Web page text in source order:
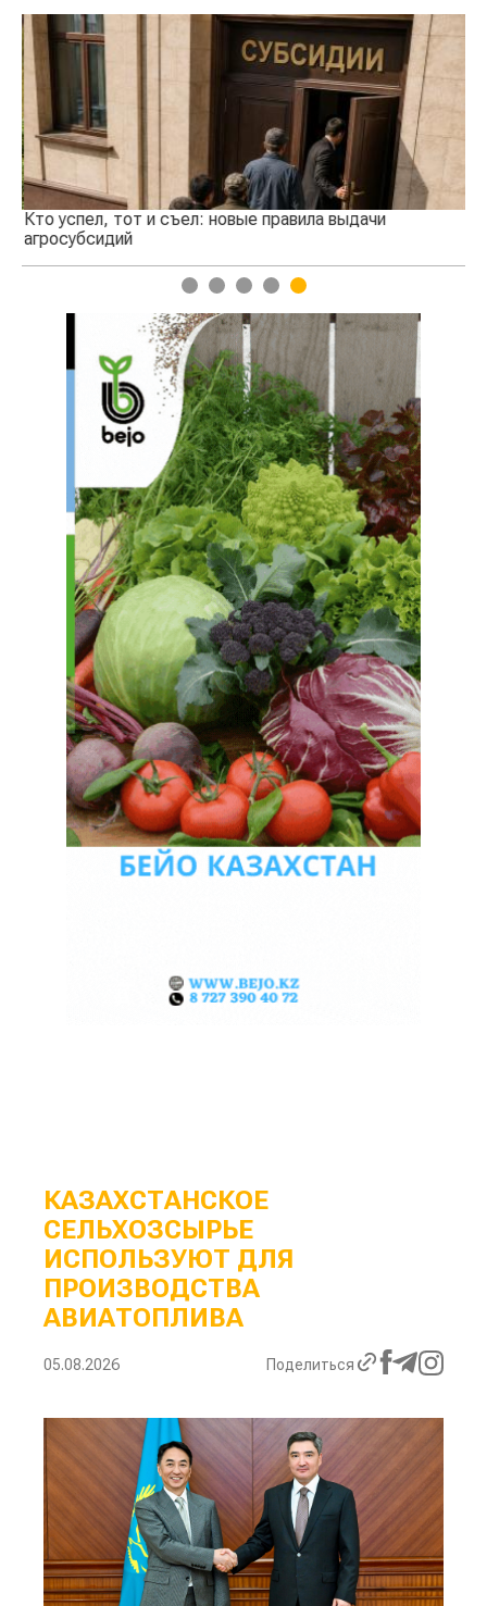
Кто успел, тот и съел: новые правила выдачи
агросубсидий
1 2 3 4 5
КАЗАХСТАНСКОЕ
СЕЛЬХОЗСЫРЬЕ
ИСПОЛЬЗУЮТ ДЛЯ
ПРОИЗВОДСТВА
АВИАТОПЛИВА
05.08.2026 Поделиться